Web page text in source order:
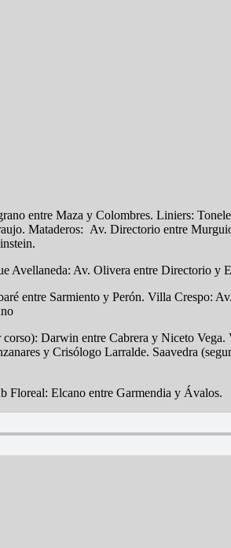
entre Maza y Colombres. Liniers:
Mataderos: Av. Directorio entre
Avellaneda: Av. Olivera entre Directorio y
entre Sarmiento y Perón. Villa Crespo:
Darwin entre Cabrera y Niceto
y Crisólogo Larralde. Saavedra
Elcano entre Garmendia y Ávalos.